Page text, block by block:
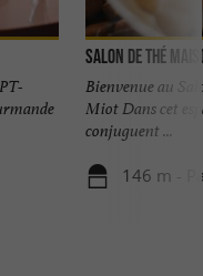
Salon de Thé
Bienvenue au
Miot Dans cet
conjuguent ...
146 m -